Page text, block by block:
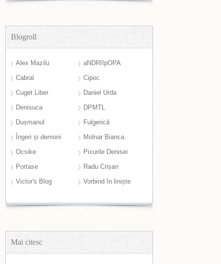
Blogroll
Alex Mazilu
aNDRIIpOPA
Cabral
Cipoc
Cuget Liber
Daniel Urda
Denisuca
DPMTL
Dușmanul
Fulgerică
Îngeri și demoni
Molnar Bianca
Ocsike
Pixurile Denisei
Portase
Radu Crișan
Victor's Blog
Vorbind în liniște
Mai citesc